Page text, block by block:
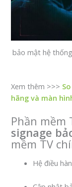
bảo mật hệ
Xem thêm >>>
hãng và màn
Phần mềm
signage
mềm TV
Hệ điều